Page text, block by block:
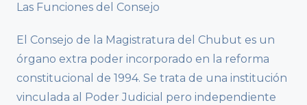
Las Funciones del Consejo
El Consejo de la Magistratura del Chubut es un
órgano extra poder incorporado en la reforma
constitucional de 1994. Se trata de una institución
vinculada al Poder Judicial pero independiente